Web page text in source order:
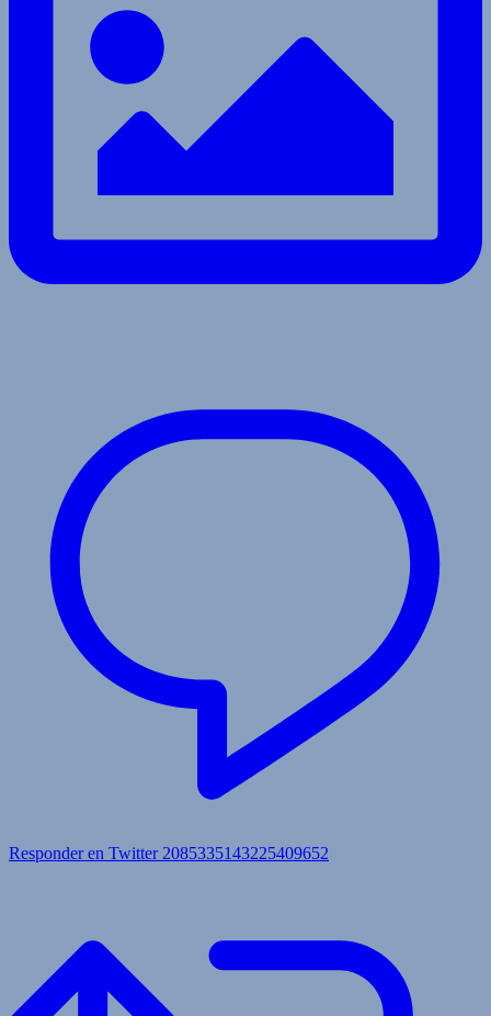
Responder en Twitter 2085335143225409652